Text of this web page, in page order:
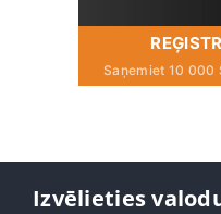
Saņemiet 10 000
Izvēlieties